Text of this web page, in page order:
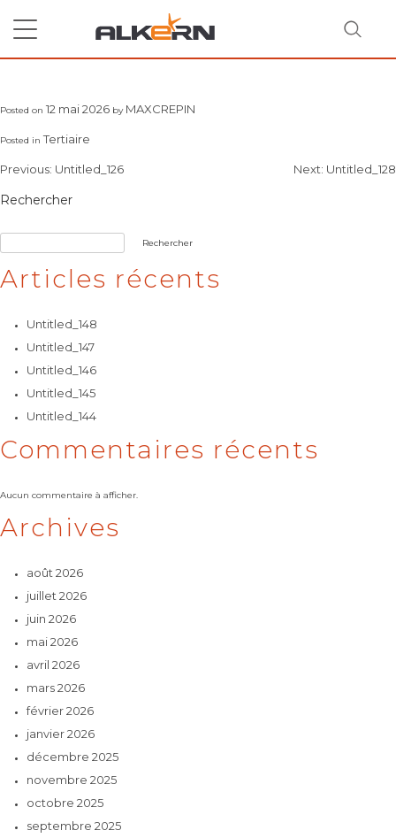
content
RECHERCHER
Posted on 12 mai 2026 by MAXCREPIN
Posted inTertiaire
Navigation
de
Previous: Untitled_126 Next: Untitled_128
Rechercher
Rechercher
Articles récents
Untitled_148
Untitled_147
Untitled_146
Untitled_145
Untitled_144
Commentaires récents
Aucun commentaire à afficher.
Archives
août 2026
juillet 2026
juin 2026
mai 2026
avril 2026
mars 2026
février 2026
janvier 2026
décembre 2025
novembre 2025
octobre 2025
septembre 2025